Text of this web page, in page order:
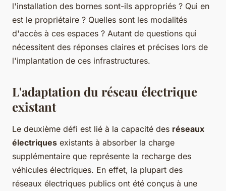
l'installation des bornes sont-ils appropriés ? Qui en
est le propriétaire ? Quelles sont les modalités
d'accès à ces espaces ? Autant de questions qui
nécessitent des réponses claires et précises lors de
l'implantation de ces infrastructures.
L'adaptation du réseau électrique
existant
Le deuxième défi est lié à la capacité des réseaux
électriques existants à absorber la charge
supplémentaire que représente la recharge des
véhicules électriques. En effet, la plupart des
réseaux électriques publics ont été conçus à une